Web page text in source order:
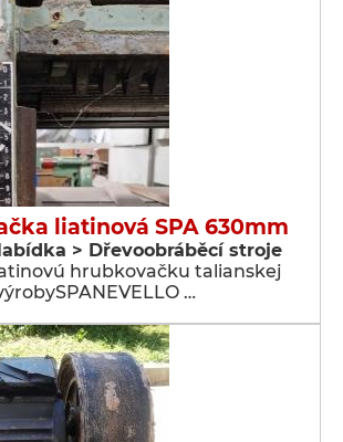
liatinová SPA 630mm
> Dřevoobráběcí stroje
hrubkovačku talianskej
…